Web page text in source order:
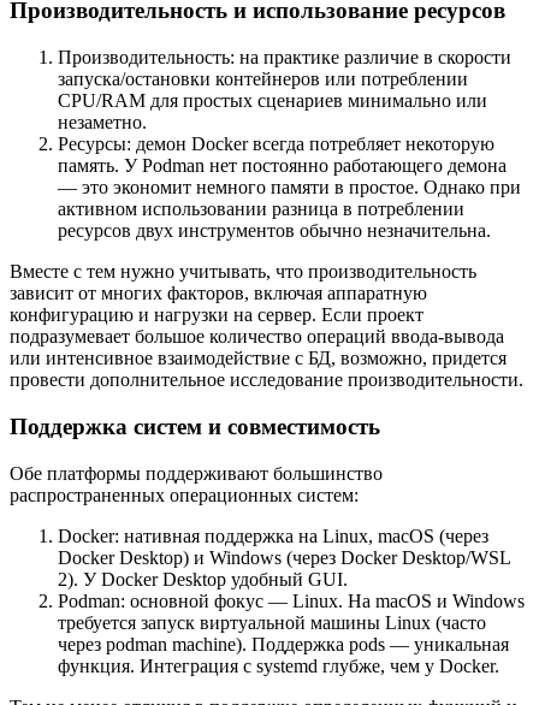
Производительность и использование ресурсов
Производительность: на практике различие в скорости
запуска/остановки контейнеров или потреблении
CPU/RAM для простых сценариев минимально или
незаметно.
Ресурсы: демон Docker всегда потребляет некоторую
память. У Podman нет постоянно работающего демона
— это экономит немного памяти в простое. Однако при
активном использовании разница в потреблении
ресурсов двух инструментов обычно незначительна.
Вместе с тем нужно учитывать, что производительность
зависит от многих факторов, включая аппаратную
конфигурацию и нагрузки на сервер. Если проект
подразумевает большое количество операций ввода-вывода
или интенсивное взаимодействие с БД, возможно, придется
провести дополнительное исследование производительности.
Поддержка систем и совместимость
Обе платформы поддерживают большинство
распространенных операционных систем:
Docker: нативная поддержка на Linux, macOS (через
Docker Desktop) и Windows (через Docker Desktop/WSL
2). У Docker Desktop удобный GUI.
Podman: основной фокус — Linux. На macOS и Windows
требуется запуск виртуальной машины Linux (часто
через podman machine). Поддержка pods — уникальная
функция. Интеграция с systemd глубже, чем у Docker.